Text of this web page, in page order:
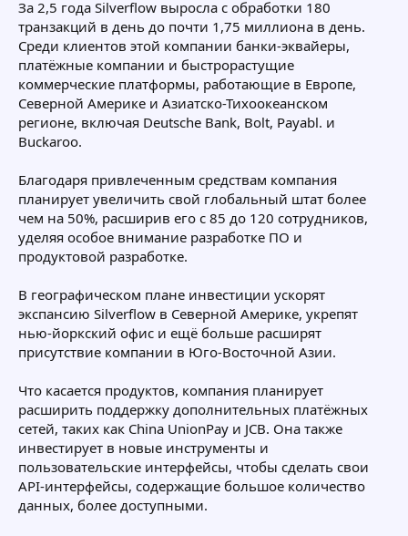
За 2,5 года Silverflow выросла с обработки 180
транзакций в день до почти 1,75 миллиона в день.
Среди клиентов этой компании банки-эквайеры,
платёжные компании и быстрорастущие
коммерческие платформы, работающие в Европе,
Северной Америке и Азиатско-Тихоокеанском
регионе, включая Deutsche Bank, Bolt, Payabl. и
Buckaroo.
Благодаря привлеченным средствам компания
планирует увеличить свой глобальный штат более
чем на 50%, расширив его с 85 до 120 сотрудников,
уделяя особое внимание разработке ПО и
продуктовой разработке.
В географическом плане инвестиции ускорят
экспансию Silverflow в Северной Америке, укрепят
нью-йоркский офис и ещё больше расширят
присутствие компании в Юго-Восточной Азии.
Что касается продуктов, компания планирует
расширить поддержку дополнительных платёжных
сетей, таких как China UnionPay и JCB. Она также
инвестирует в новые инструменты и
пользовательские интерфейсы, чтобы сделать свои
API-интерфейсы, содержащие большое количество
данных, более доступными.